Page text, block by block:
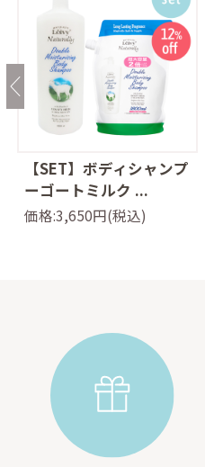
【SET】ボディシャンプ
ーゴートミルク ...
価格:3,650円(税込)